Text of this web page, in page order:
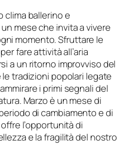
clima ballerino e
mese che invita a vivere
momento. Sfruttare le
fare attività all’aria
a un ritorno improvviso del
tradizioni popolari legate
i primi segnali del
Marzo è un mese di
di cambiamento e di
l’opportunità di
e la fragilità del nostro